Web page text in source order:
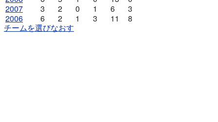
2007
3 2 0 1 6
3
2006
6 2 1 3 11
8
チームを選びなおす